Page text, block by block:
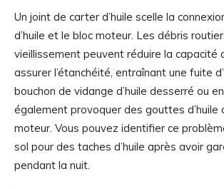
Un joint de carter d’huile scelle la
d’huile et le bloc moteur. Les débris
vieillissement peuvent réduire la capacité
assurer l’étanchéité, entraînant une fuite
bouchon de vidange d’huile desserré ou
également provoquer des gouttes d’huile
moteur. Vous pouvez identifier ce
sol pour des taches d’huile après avoir
pendant la nuit.